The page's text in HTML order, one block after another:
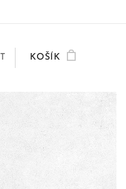
KOŠÍK